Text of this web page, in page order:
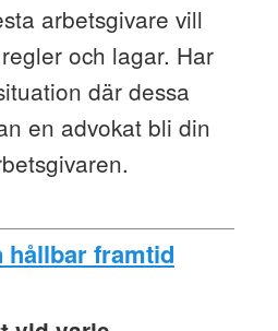
arbetsgivare vill
och lagar. Har
där dessa
en advokat bli din
hållbar framtid